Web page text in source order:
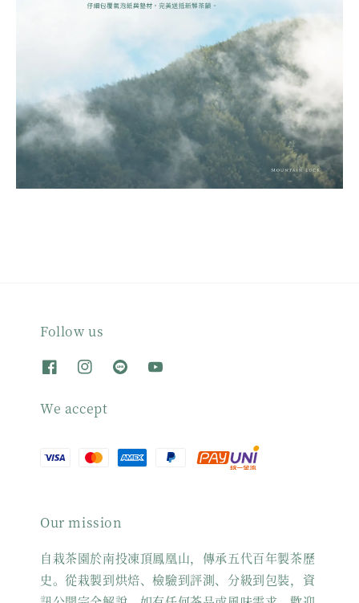
Follow us
We accept
Our mission
自栽茶園於南投凍頂鳳凰山，傳承五代百年製茶歷
史。從栽製到烘焙、檢驗到評測、分級到包裝，資